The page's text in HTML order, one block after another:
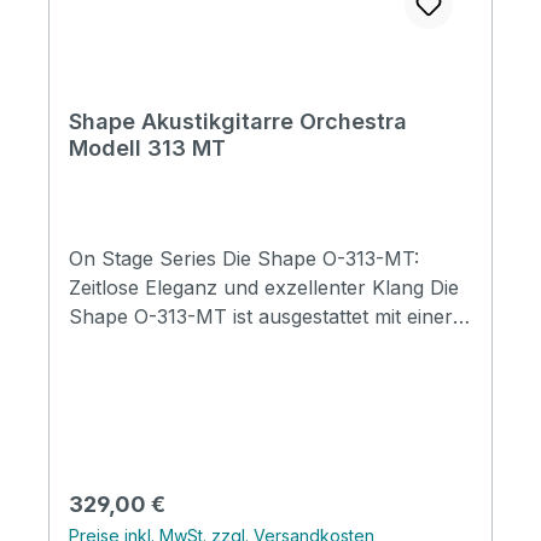
Shape Akustikgitarre Orchestra
Modell 313 MT
On Stage Series Die Shape O-313-MT:
Zeitlose Eleganz und exzellenter Klang Die
Shape O-313-MT ist ausgestattet mit einer
abgerundet. Die hauchdünne, matte
Regulärer Preis:
329,00 €
Preise inkl. MwSt. zzgl. Versandkosten